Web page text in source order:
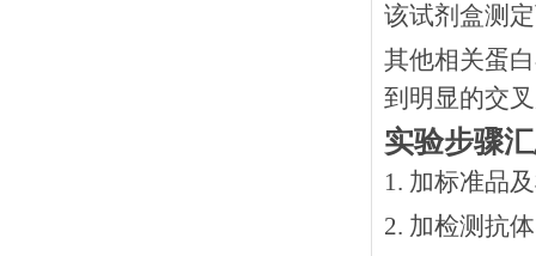
该试剂盒测
其他相关蛋
到明显的交
实验步骤
1. 加标准品
2. 加检测抗